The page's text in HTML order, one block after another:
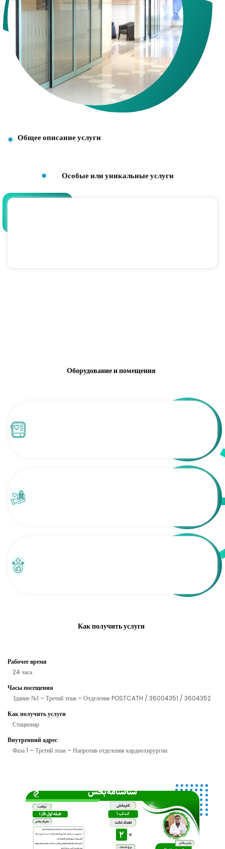
Общее описание услуги
Особые или уникальные услуги
Оборудование и помещения
Как получить услуги
Рабочее время
24 часа
Часы посещения
Здание №1 – Третий этаж – Отделение POSTCATH / 36004351 / 3604352.
Как получить услуги
Стационар
Внутренний адрес
Фаза 1 – Третий этаж – Напротив отделения кардиохирургии.